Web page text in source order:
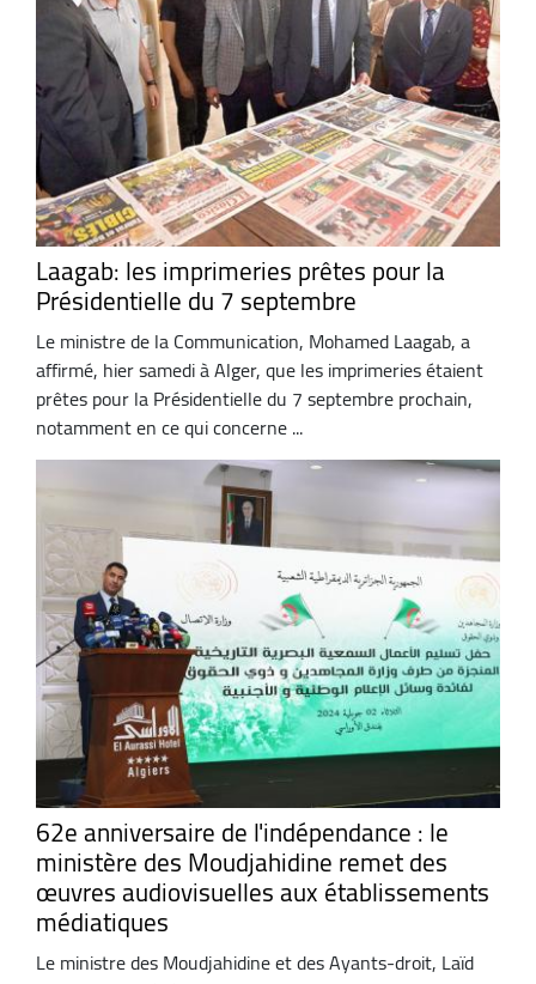
Laagab: les imprimeries prêtes pour la
Présidentielle du 7 septembre
Le ministre de la Communication, Mohamed Laagab, a
affirmé, hier samedi à Alger, que les imprimeries étaient
prêtes pour la Présidentielle du 7 septembre prochain,
notamment en ce qui concerne ...
62e anniversaire de l'indépendance : le
ministère des Moudjahidine remet des
œuvres audiovisuelles aux établissements
médiatiques
Le ministre des Moudjahidine et des Ayants-droit, Laïd